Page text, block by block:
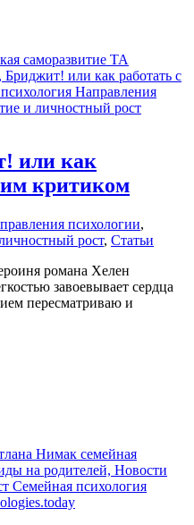
или как
критиком
психологии,
рост, Статьи
романа Хелен
завоевывает сердца
пересматриваю и